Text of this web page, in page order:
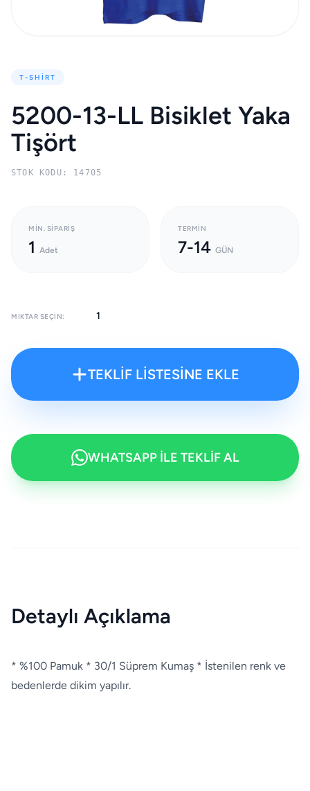
T-SHIRT
5200-13-LL Bisiklet Yaka
Tişört
STOK KODU: 14705
MIN. SIPARIŞ
1 Adet
TERMIN
7-14 GÜN
MIKTAR SEÇIN:
TEKLİF LİSTESİNE EKLE
WHATSAPP İLE TEKLİF AL
Detaylı Açıklama
* %100 Pamuk * 30/1 Süprem Kumaş * İstenilen renk ve
bedenlerde dikim yapılır.